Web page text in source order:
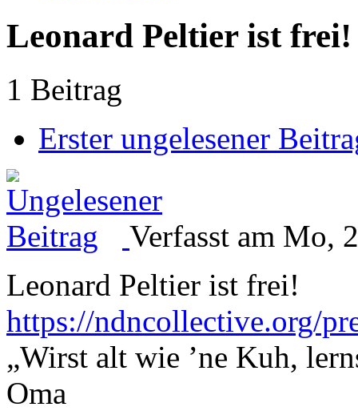
Leonard Peltier ist frei!
1 Beitrag
Erster ungelesener
Verfasst am Mo,
Leonard Peltier ist frei!
https://ndncollective.org/
„Wirst alt wie ’ne Kuh,
Oma